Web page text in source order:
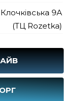
9A
(ТЦ Rozetka)